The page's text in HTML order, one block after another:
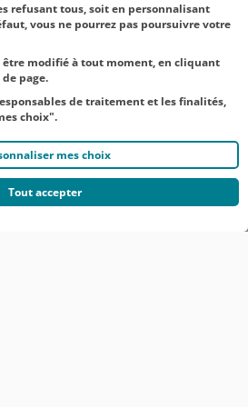
2 3 4
Page
suivante
refusant tous, soit en personnalisant
vous ne pourrez pas poursuivre votre
modifié à tout moment, en cliquant
page.
de traitement et les finalités,
choix".
mes choix
Tout accepter